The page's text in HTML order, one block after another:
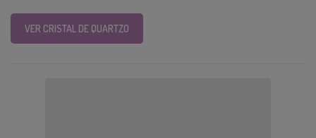
VER CRISTAL DE QUARTZO